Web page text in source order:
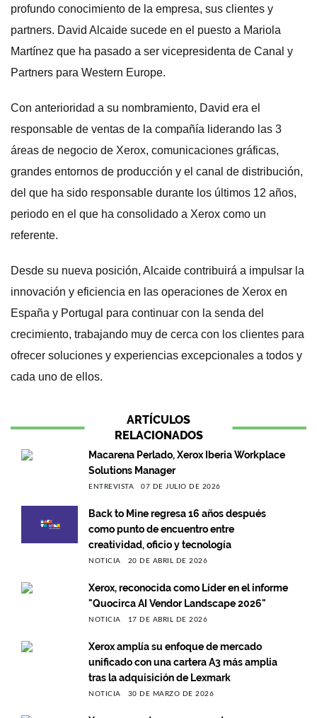
profundo conocimiento de la empresa, sus clientes y
partners. David Alcaide sucede en el puesto a Mariola
Martínez que ha pasado a ser vicepresidenta de Canal y
Partners para Western Europe.
Con anterioridad a su nombramiento, David era el
responsable de ventas de la compañía liderando las 3
áreas de negocio de Xerox, comunicaciones gráficas,
grandes entornos de producción y el canal de distribución,
del que ha sido responsable durante los últimos 12 años,
periodo en el que ha consolidado a Xerox como un
referente.
Desde su nueva posición, Alcaide contribuirá a impulsar la
innovación y eficiencia en las operaciones de Xerox en
España y Portugal para continuar con la senda del
crecimiento, trabajando muy de cerca con los clientes para
ofrecer soluciones y experiencias excepcionales a todos y
cada uno de ellos.
ARTÍCULOS
RELACIONADOS
Macarena Perlado, Xerox Iberia Workplace
Solutions Manager
ENTREVISTA 07 DE JULIO DE 2026
Back to Mine regresa 16 años después
como punto de encuentro entre
creatividad, oficio y tecnología
NOTICIA 20 DE ABRIL DE 2026
Xerox, reconocida como Líder en el informe
"Quocirca AI Vendor Landscape 2026"
NOTICIA 17 DE ABRIL DE 2026
Xerox amplía su enfoque de mercado
unificado con una cartera A3 más amplia
tras la adquisición de Lexmark
NOTICIA 30 DE MARZO DE 2026